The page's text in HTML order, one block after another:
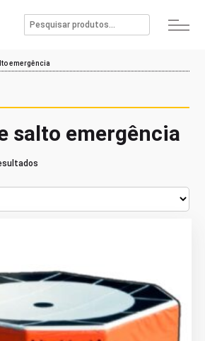
emergência
salto emergência